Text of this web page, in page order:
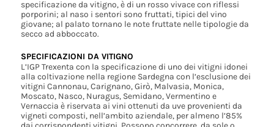
specificazione da vitigno, è di un rosso vivace con riflessi
porporini; al naso i sentori sono fruttati, tipici del vino
giovane; al palato tornano le note fruttate nelle tipologie da
secco ad abboccato.
SPECIFICAZIONI DA VITIGNO
L’IGP Trexenta con la specificazione di uno dei vitigni idonei
alla coltivazione nella regione Sardegna con l’esclusione dei
vitigni Cannonau, Carignano, Girò, Malvasia, Monica,
Moscato, Nasco, Nuragus, Semidano, Vermentino e
Vernaccia è riservata ai vini ottenuti da uve provenienti da
vigneti composti, nell’ambito aziendale, per almeno l’85%